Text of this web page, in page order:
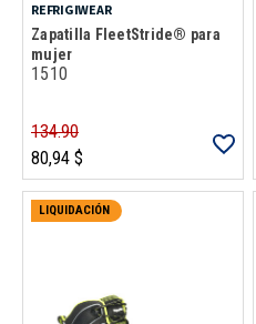
REFRIGIWEAR
Zapatilla FleetStride® para
mujer
1510
134.90
80,94 $
LIQUIDACIÓN